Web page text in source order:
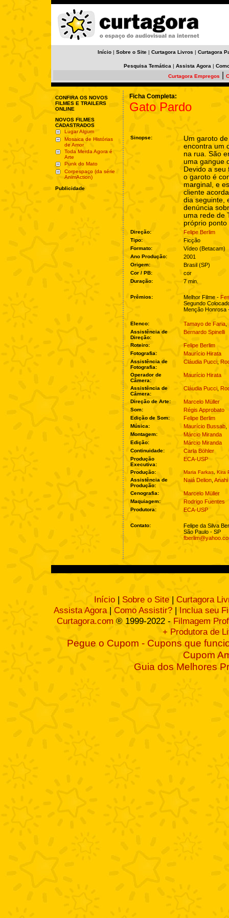
Início | Sobre o Site | Curtagora Livros | Curtagora
Pesquisa Temática | Assista Agora |
Curtagora Empregos
CONFIRA OS NOVOS
FILMES E TRAILERS
ONLINE
NOVOS FILMES
CADASTRADOS
Lugar Algum
Mosaica de Histórias
de Amor
Toda Merda Agora é
Arte
Punk do Mato
Corpespaço (da série
AnimAction)
Publicidade
Ficha Completa:
Gato Pardo
Sinopse:
Um garoto
encontra um
na rua. São
uma gangue
Devido a seu
o garoto é
marginal, e
cliente
dia seguinte,
denúncia
uma rede de
próprio ponto
Direção: Felipe Berlim
Tipo: Ficção
Formato: Vídeo (Betacam)
Ano Produção: 2001
Origem: Brasil (SP)
Cor / PB: cor
Duração: 7 min.
Prêmios: Melhor Filme -
Segundo
Menção Honrosa
Elenco: Tamayo de Faria
Assistência de
Direção:
Bernardo Spinelli
Roteiro: Felipe Berlim
Fotografia: Maurício Hirata
Assistência de
Fotografia:
Cláudia Pucci
Operador de
Câmera:
Maurício Hirata
Assistência de
Câmera:
Cláudia Pucci
Direção de Arte: Marcelo Müller
Som: Régis Approbato
Edição de Som: Felipe Berlim
Música: Maurício Bussab
Montagem: Márcio Miranda
Edição: Márcio Miranda
Continuidade: Carla Böhler
Produção
Executiva:
ECA-USP
Produção: Maria Farkas Kira
Assistência de
Produção:
Naiá Delion
Cenografia: Marcelo Müller
Maquiagem: Rodrigo Fuentes
Produtora: ECA-USP
Contato:
Felipe da Silva
São Paulo - SP
Início | Sobre o Site | Curtagora
Assista Agora| Como Assistir? | Inclua seu
Curtagora.com ® 1999-2022 - Filmagem
+ Produtora de
Pegue o Cupom - Cupons que
Cupom
Guia dos Melhores